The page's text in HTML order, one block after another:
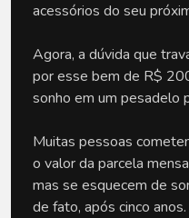
acessórios do seu
Agora, a dúvida que
por esse bem de R$
sonho em um pesadelo
Muitas pessoas
o valor da parcela
mas se esquecem de
de fato, após cinco anos.